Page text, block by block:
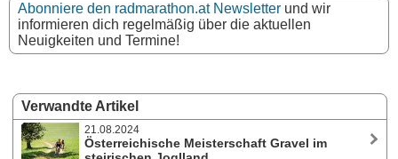
Verwandte Artikel
21.08.2024
Österreichische Meisterschaft Gravel im
Abonniere den radmarathon.at Newsletter und wir
informieren dich regelmäßig über die aktuellen
Neuigkeiten und Termine!